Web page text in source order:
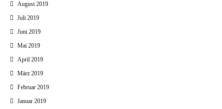
August 2019
Juli 2019
Juni 2019
Mai 2019
April 2019
März 2019
Februar 2019
Januar 2019